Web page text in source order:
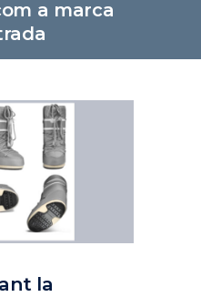
a marca
la